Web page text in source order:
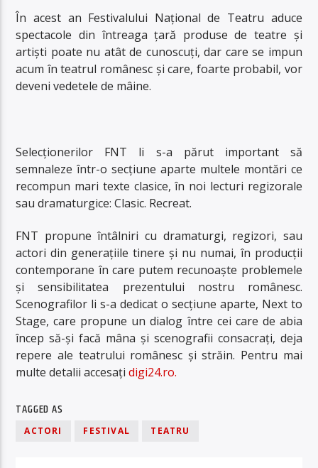
În acest an Festivalului Național de Teatru aduce
spectacole din întreaga țară produse de teatre și
artiști poate nu atât de cunoscuți, dar care se impun
acum în teatrul românesc și care, foarte probabil, vor
deveni vedetele de mâine.
Selecționerilor FNT li s-a părut important să
semnaleze într-o secțiune aparte multele montări ce
recompun mari texte clasice, în noi lecturi regizorale
sau dramaturgice:Clasic. Recreat.
FNT propune întâlniri cu dramaturgi, regizori, sau
actori din generațiile tinere și nu numai, în producții
contemporane în care putem recunoaște problemele
și sensibilitatea prezentului nostru românesc.
Scenografilor li s-a dedicat o secțiune aparte, Next to
Stage, care propune un dialog între cei care de abia
încep să-și facă mâna și scenografii consacrați, deja
repere ale teatrului românesc și străin. Pentru mai
multe detalii accesațidigi24.ro.
TAGGED AS
ACTORI FESTIVAL TEATRU